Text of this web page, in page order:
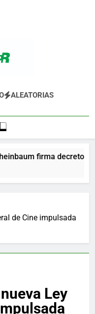
ALEATORIAS
firma decreto
de Cine impulsada
Ley